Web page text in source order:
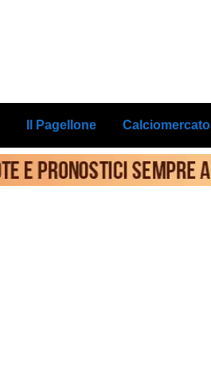
Il Pagellone Calciomercato